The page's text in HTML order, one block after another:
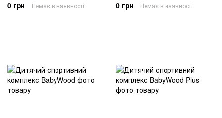
0 грн Немає в наявності 0 грн Немає в наявності